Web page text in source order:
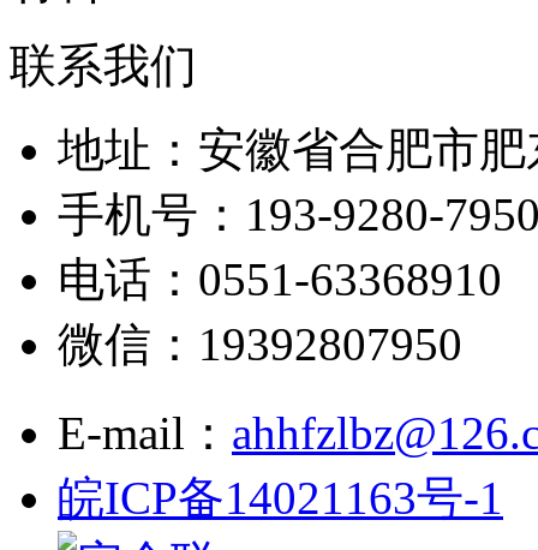
联系我们
地址：安徽省合肥市
手机号：193-9280-
电话：0551-63368910
微信：19392807950
E-mail：
皖ICP备14021163号-1